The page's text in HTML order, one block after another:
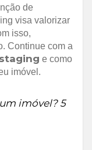
de
visa valorizar
isso,
Continue com a
e como
imóvel.
imóvel? 5